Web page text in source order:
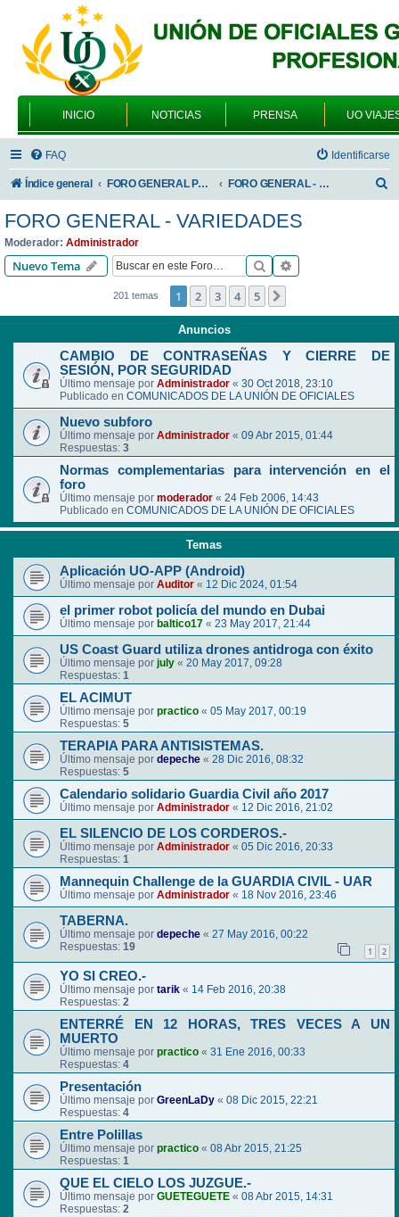
INICIO NOTICIAS PRENSA UO
FAQ Identificarse
Índice general FORO GENERAL PARA TODOS LOS USUARIOS FORO GENERAL - VARIEDADES
FORO GENERAL - VARIEDADES
Moderador: Administrador
Nuevo Tema Buscar
201 temas 1 2 3 4 5
Anuncios
CAMBIO DE CONTRASEÑAS Y CIERRE DE
SESIÓN, POR SEGURIDAD
Último mensaje por Administrador « 30 Oct 2018, 23:10
Publicado en COMUNICADOS DE LA UNIÓN DE OFICIALES
Nuevo subforo
Último mensaje por Administrador « 09 Abr 2015, 01:44
Respuestas: 3
Normas complementarias para intervención en el
foro
Último mensaje por moderador « 24 Feb 2006, 14:43
Publicado en COMUNICADOS DE LA UNIÓN DE OFICIALES
Temas
Aplicación UO-APP (Android)
Último mensaje por Auditor « 12 Dic 2024, 01:54
el primer robot policía del mundo en Dubai
Último mensaje por baltico17 « 23 May 2017, 21:44
US Coast Guard utiliza drones antidroga con éxito
Último mensaje por july « 20 May 2017, 09:28
Respuestas: 1
EL ACIMUT
Último mensaje por practico « 05 May 2017, 00:19
Respuestas: 5
TERAPIA PARA ANTISISTEMAS.
Último mensaje por depeche « 28 Dic 2016, 08:32
Respuestas: 5
Calendario solidario Guardia Civil año 2017
Último mensaje por Administrador « 12 Dic 2016, 21:02
EL SILENCIO DE LOS CORDEROS.-
Último mensaje por Administrador « 05 Dic 2016, 20:33
Respuestas: 1
Mannequin Challenge de la GUARDIA CIVIL - UAR
Último mensaje por Administrador « 18 Nov 2016, 23:46
TABERNA.
Último mensaje por depeche « 27 May 2016, 00:22
Respuestas: 19 1 2
YO SI CREO.-
Último mensaje por tarik « 14 Feb 2016, 20:38
Respuestas: 2
ENTERRÉ EN 12 HORAS, TRES VECES A UN
MUERTO
Último mensaje por practico « 31 Ene 2016, 00:33
Respuestas: 4
Presentación
Último mensaje por GreenLaDy « 08 Dic 2015, 22:21
Respuestas: 4
Entre Polillas
Último mensaje por practico « 08 Abr 2015, 21:25
Respuestas: 1
QUE EL CIELO LOS JUZGUE.-
Último mensaje por GUETEGUETE « 08 Abr 2015, 14:31
Respuestas: 2